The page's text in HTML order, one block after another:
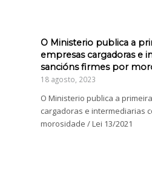
O Ministerio publica a
empresas cargadoras e
sancións firmes por
18 agosto, 2023
O Ministerio publica a
cargadoras e intermediarias
morosidade / Lei 13/2021